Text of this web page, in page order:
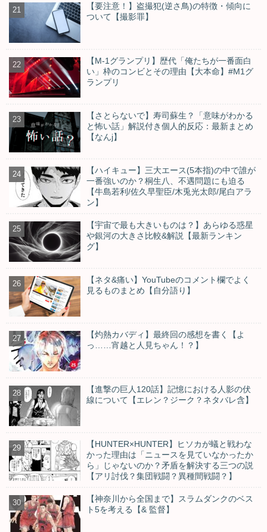
【要注意！】盗撮犯(逆さ鳥)の特徴・傾向に
ついて【撮影罪】
【M-1グランプリ】歴代「俺たちが一番面白
い」枠のコンビとその理由【大本命】#M1グ
ランプリ
【さとらないで】寿司蘇生？「意味がわかる
と怖い話」解説付き個人的反応：最新まとめ
【なんj】
【ハイキュー】三大エース(5本指)の中で誰が
一番強いのか？桐生八、不遇問題にも迫る
【牛島若利/佐久早聖臣/木兎光太郎/尾白アラ
ン】
【宇宙で最も大きいものは？】あらゆる惑星
や銀河の大きさ比較&解説【最新ランキン
グ】
【ネタ&痛い】YouTubeのコメント欄でよく
見るものまとめ【自分語り】
【灼熱カバディ】最終回の感想を書く【よ
っ……宵越と人見ちゃん！？】
【進撃の巨人120話】記憶における人影の伏
線について【エレン？ジーク？ネタバレ含】
【HUNTER×HUNTER】ヒソカが蟻と戦わな
かった理由は「ニュースを見ていなかったか
ら」じゃないのか？矛盾を解決する三つの説
【アリ討伐？集団戦闘？異種間戦闘？】
【神奈川から全国まで】スラムダンクのベス
ト5を考える【& 監督】